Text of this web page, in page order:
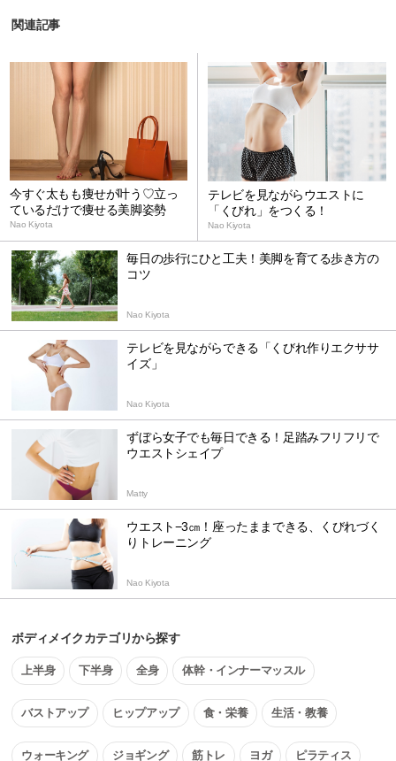
関連記事
今すぐ太もも痩せが叶う♡立っ
ているだけで痩せる美脚姿勢
Nao Kiyota
テレビを見ながらウエストに
「くびれ」をつくる！
Nao Kiyota
毎日の歩行にひと工夫！美脚を育てる歩き方の
コツ
Nao Kiyota
テレビを見ながらできる「くびれ作りエクササ
イズ」
Nao Kiyota
ずぼら女子でも毎日できる！足踏みフリフリで
ウエストシェイプ
Matty
ウエスト−3㎝！座ったままできる、くびれづく
りトレーニング
Nao Kiyota
ボディメイクカテゴリから探す
上半身 下半身 全身 体幹・インナーマッスル
バストアップ ヒップアップ 食・栄養 生活・教養
ウォーキング ジョギング 筋トレ ヨガ ピラティス